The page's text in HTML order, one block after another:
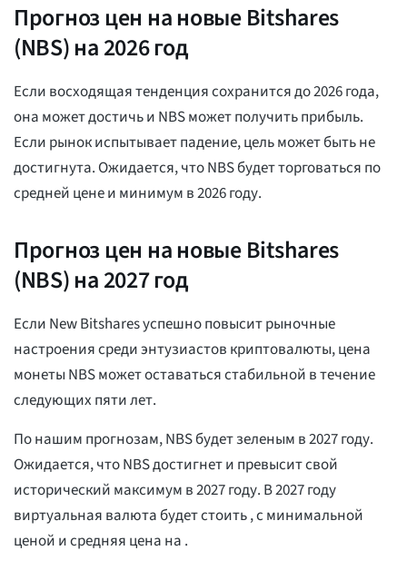
Прогноз цен на новые Bitshares
(NBS) на 2026 год
Если восходящая тенденция сохранится до 2026 года,
она может достичьи NBS может получить прибыль.
Если рынок испытывает падение, цель может быть не
достигнута. Ожидается, что NBS будет торговаться по
средней ценеи минимум в 2026 году.
Прогноз цен на новые Bitshares
(NBS) на 2027 год
Если New Bitshares успешно повысит рыночные
настроения среди энтузиастов криптовалюты, цена
монеты NBS может оставаться стабильной в течение
следующих пяти лет.
По нашим прогнозам, NBS будет зеленым в 2027 году.
Ожидается, что NBS достигнет и превысит свой
исторический максимум в 2027 году. В 2027 году
виртуальная валюта будет стоить, с минимальной
ценой и средняя цена на .